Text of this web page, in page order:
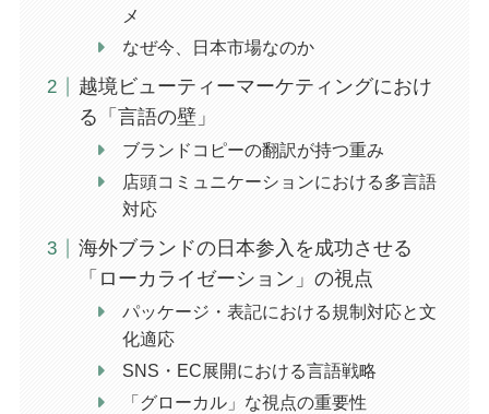
メ
なぜ今、日本市場なのか
越境ビューティーマーケティングにおけ
る「言語の壁」
ブランドコピーの翻訳が持つ重み
店頭コミュニケーションにおける多言語
対応
海外ブランドの日本参入を成功させる
「ローカライゼーション」の視点
パッケージ・表記における規制対応と文
化適応
SNS・EC展開における言語戦略
「グローカル」な視点の重要性